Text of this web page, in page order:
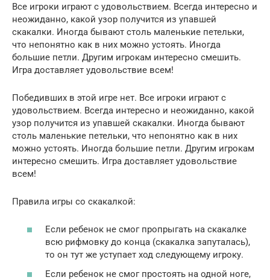
Все игроки играют с удовольствием. Всегда интересно и
неожиданно, какой узор получится из упавшей
скакалки. Иногда бывают столь маленькие петельки,
что непонятно как в них можно устоять. Иногда
большие петли. Другим игрокам интересно смешить.
Игра доставляет удовольствие всем!
Победивших в этой игре нет. Все игроки играют с
удовольствием. Всегда интересно и неожиданно, какой
узор получится из упавшей скакалки. Иногда бывают
столь маленькие петельки, что непонятно как в них
можно устоять. Иногда большие петли. Другим игрокам
интересно смешить. Игра доставляет удовольствие
всем!
Правила игры со скакалкой:
Если ребенок не смог пропрыгать на скакалке
всю рифмовку до конца (скакалка запуталась),
то он тут же уступает ход следующему игроку.
Если ребенок не смог простоять на одной ноге,